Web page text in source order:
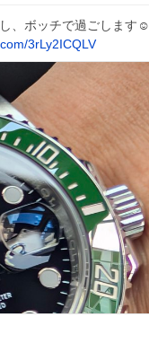
、ボッチで過ごします☺️
3rLy2ICQLV